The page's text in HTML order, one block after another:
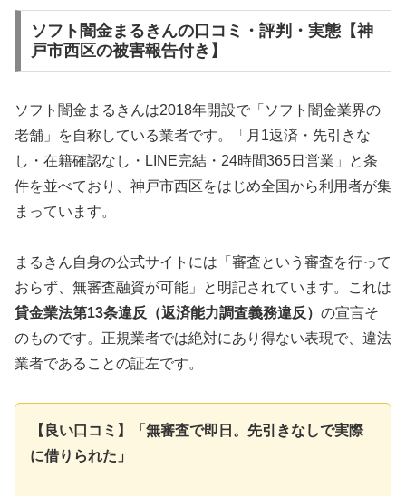
ソフト闇金まるきんの口コミ・評判・実態【神
戸市西区の被害報告付き】
ソフト闇金まるきんは2018年開設で「ソフト闇金業界の
老舗」を自称している業者です。「月1返済・先引きな
し・在籍確認なし・LINE完結・24時間365日営業」と条
件を並べており、神戸市西区をはじめ全国から利用者が集
まっています。
まるきん自身の公式サイトには「審査という審査を行って
おらず、無審査融資が可能」と明記されています。これは
貸金業法第13条違反（返済能力調査義務違反） の宣言そ
のものです。正規業者では絶対にあり得ない表現で、違法
業者であることの証左です。
【良い口コミ】「無審査で即日。先引きなしで実際
に借りられた」